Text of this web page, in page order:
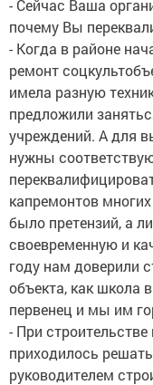
- Сейчас Ваша
почему Вы
- Когда в районе
ремонт
имела разную
предложили
учреждений. А для
нужны
капремонтов
было претензий, а
своевременную и
году нам доверили
объекта, как школа
первенец и мы им
- При
приходилось
руководителем